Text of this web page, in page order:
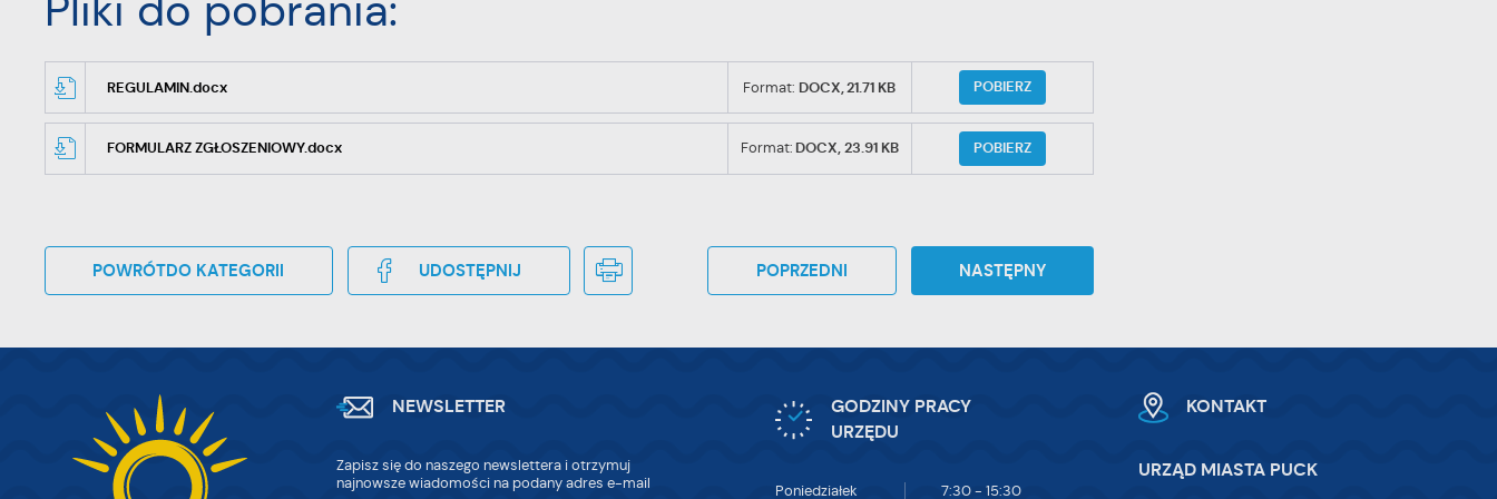
REGULAMIN.docx Format: DOCX,21.71 KB POBIERZ
FORMULARZ ZGŁOSZENIOWY.docx Format: DOCX,23.91 KB POBIERZ
POWRÓTDO KATEGORII UDOSTĘPNIJ POPRZEDNI NASTĘPNY
NEWSLETTER
Zapisz się do naszego newslettera i otrzymuj
najnowsze wiadomości na podany adres e-mail
GODZINY PRACY
URZĘDU
Poniedziałek 7:30 - 15:30
KONTAKT
URZĄD MIASTA PUCK